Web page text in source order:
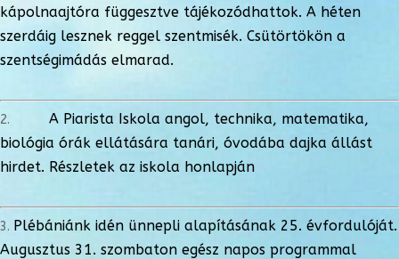
kápolnaajtóra függesztve tájékozódhattok. A héten
szerdáig lesznek reggel szentmisék. Csütörtökön a
szentségimádás elmarad.
A Piarista Iskola angol, technika, matematika,
biológia órák ellátására tanári, óvodába dajka állást
hirdet. Részletek az iskola honlapján
Plébániánk idén ünnepli alapításának 25. évfordulóját.
Augusztus 31. szombaton egész napos programmal